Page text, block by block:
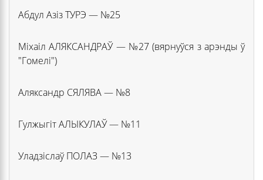
Абдул Азіз ТУРЭ — №25
Міхаіл АЛЯКСАНДРАЎ — №27 (вярнуўся з арэнды ў
"Гомелі")
Аляксандр СЯЛЯВА — №8
Гулжыгіт АЛЫКУЛАЎ — №11
Уладзіслаў ПОЛАЗ — №13